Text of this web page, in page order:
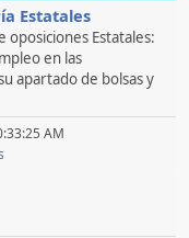
Estatales
oposiciones Estatales:
en las
apartado de bolsas y
AM